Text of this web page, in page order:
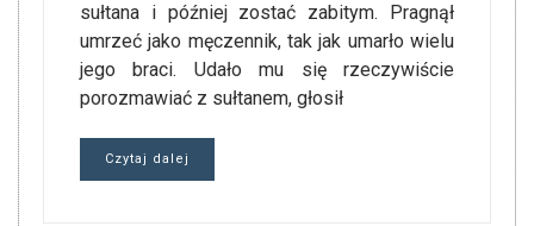
sułtana i później zostać zabitym. Pragnął
umrzeć jako męczennik, tak jak umarło wielu
jego braci. Udało mu się rzeczywiście
porozmawiać z sułtanem, głosił
Czytaj dalej